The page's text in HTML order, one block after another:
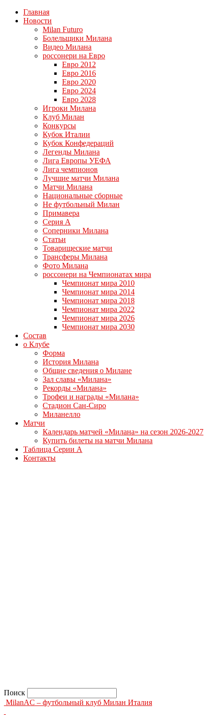
Главная
Новости
Milan Futuro
Болельщики Милана
Видео Милана
россонери на Евро
Евро 2012
Евро 2016
Евро 2020
Евро 2024
Евро 2028
Игроки Милана
Клуб Милан
Конкурсы
Кубок Италии
Кубок Конфедераций
Легенды Милана
Лига Европы УЕФА
Лига чемпионов
Лучшие матчи Милана
Матчи Милана
Национальные сборные
Не футбольный Милан
Примавера
Серия А
Соперники Милана
Статьи
Товарищеские матчи
Трансферы Милана
Фото Милана
россонери на Чемпионатах мира
Чемпионат мира 2010
Чемпионат мира 2014
Чемпионат мира 2018
Чемпионат мира 2022
Чемпионат мира 2026
Чемпионат мира 2030
Состав
о Клубе
Форма
История Милана
Общие сведения о Милане
Зал славы «Милана»
Рекорды «Милана»
Трофеи и награды «Милана»
Стадион Сан-Сиро
Миланелло
Матчи
Календарь матчей «Милана» на сезон 2026-2027
Купить билеты на матчи Милана
Таблица Серии А
Контакты
Поиск
MilanAC – футбольный клуб Милан Италия